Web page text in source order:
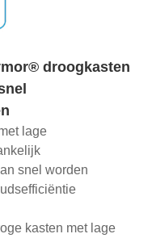
droogkasten
lage
snel worden
kasten met lage